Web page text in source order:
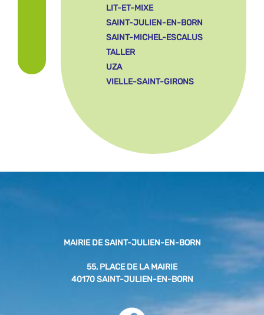
LIT-ET-MIXE
SAINT-JULIEN-EN-BORN
SAINT-MICHEL-ESCALUS
TALLER
UZA
VIELLE-SAINT-GIRONS
MAIRIE DE SAINT-JULIEN-EN-BORN
55, PLACE DE LA MAIRIE
40170 SAINT-JULIEN-EN-BORN